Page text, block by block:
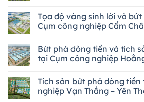
Tọa độ vàng sinh lời và
Cụm công nghiệp Cẩm
Bứt phá dòng tiền và tích
tại Cụm công nghiệp
Tích sản bứt phá dòng tiền
nghiệp Vạn Thắng – Yên